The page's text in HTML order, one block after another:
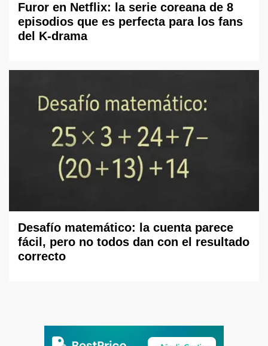
Furor en Netflix: la serie coreana de 8
episodios que es perfecta para los fans
del K-drama
Desafío matemático: la cuenta parece
fácil, pero no todos dan con el resultado
correcto